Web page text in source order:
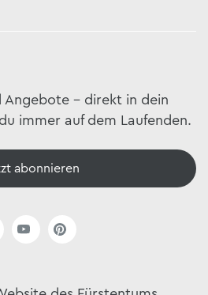
Angebote – direkt in dein
immer auf dem Laufenden.
abonnieren